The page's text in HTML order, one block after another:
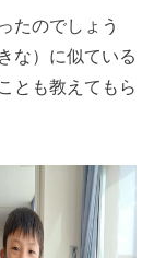
たのでしょう
な）に似ている
とも教えてもら